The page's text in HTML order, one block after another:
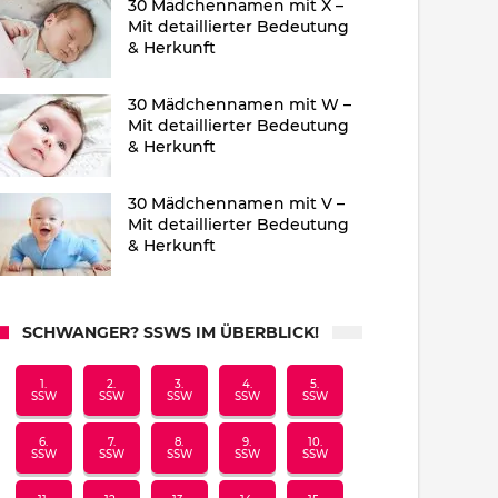
30 Mädchennamen mit X –
Mit detaillierter Bedeutung
& Herkunft
30 Mädchennamen mit W –
Mit detaillierter Bedeutung
& Herkunft
30 Mädchennamen mit V –
Mit detaillierter Bedeutung
& Herkunft
SCHWANGER? SSWS IM ÜBERBLICK!
1.
SSW
2.
SSW
3.
SSW
4.
SSW
5.
SSW
6.
SSW
7.
SSW
8.
SSW
9.
SSW
10.
SSW